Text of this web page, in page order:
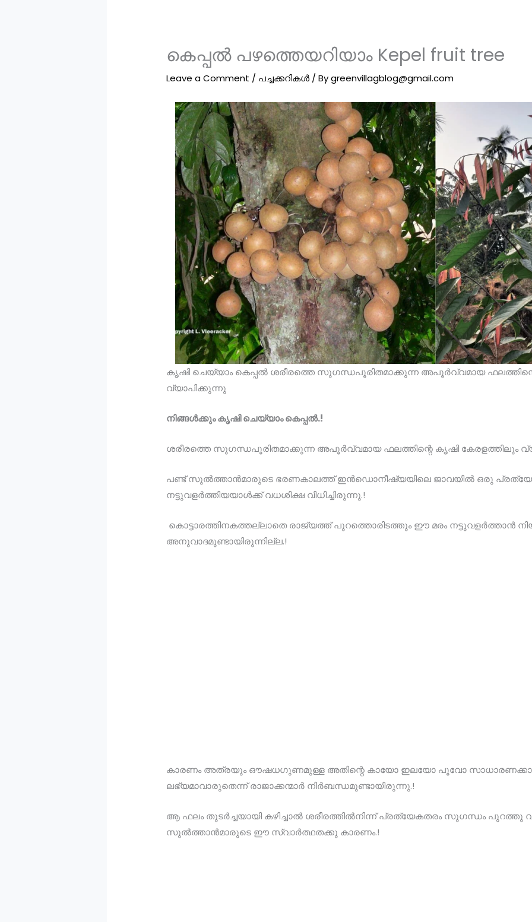
കെപ്പൽ പഴത്തെയറിയാം Kepel fruit tree
Leave a Comment / പച്ചക്കറികൾ / Bygreenvillagblog@gmail.com
കൃഷി ചെയ്യാം കെപ്പൽ ശരീരത്തെ സുഗന്ധപൂരിതമാക്കുന്ന അപൂർവ്വമായ
വ്യാപിക്കുന്നു
നിങ്ങൾക്കും കൃഷി ചെയ്യാം കെപ്പൽ.!
ശരീരത്തെ സുഗന്ധപൂരിതമാക്കുന്ന അപൂർവ്വമായ ഫലത്തിന്റെ കൃഷി കേരളത്തിലും
പണ്ട് സുല്‍ത്താന്‍മാരുടെ ഭരണകാലത്ത് ഇന്‍ഡൊനീഷ്യയിലെ ജാവയില്‍ ഒരു പ്രത്യേക
നട്ടുവളര്‍ത്തിയയാള്‍ക്ക് വധശിക്ഷ വിധിച്ചിരുന്നു.!
കൊട്ടാരത്തിനകത്തല്ലാതെ രാജ്യത്ത് പുറത്തൊരിടത്തും ഈ മരം നട്ടുവളര്‍ത്താന്‍
അനുവാദമുണ്ടായിരുന്നില്ല.!
കാരണം അത്രയും ഔഷധഗുണമുള്ള അതിന്റെ കായോ ഇലയോ പൂവോ
ലഭ്യമാവാരുതെന്ന് രാജാക്കന്മാർ നിർബന്ധമുണ്ടായിരുന്നു.!
ആ ഫലം തുടര്‍ച്ചയായി കഴിച്ചാല്‍ ശരീരത്തില്‍നിന്ന് പ്രത്യേകതരം സുഗന്ധം പുറത്തു
സുല്‍ത്താന്‍മാരുടെ ഈ സ്വാർത്ഥതക്കു കാരണം.!